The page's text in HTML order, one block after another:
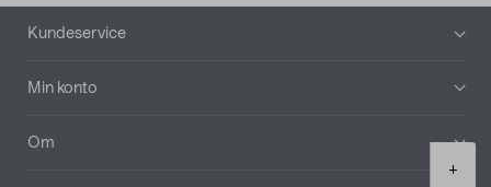
+
Bunntekst
Kundeservice
Min konto
Om